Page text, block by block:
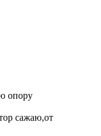
опору
сажаю,от